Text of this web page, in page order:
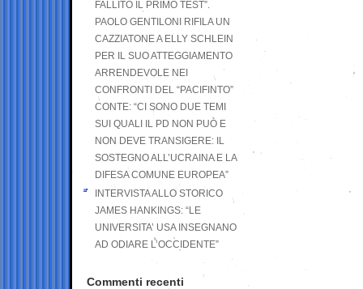
FALLITO IL PRIMO TEST”.
PAOLO GENTILONI RIFILA UN
CAZZIATONE A ELLY SCHLEIN
PER IL SUO ATTEGGIAMENTO
ARRENDEVOLE NEI
CONFRONTI DEL “PACIFINTO”
CONTE: “CI SONO DUE TEMI
SUI QUALI IL PD NON PUÒ E
NON DEVE TRANSIGERE: IL
SOSTEGNO ALL’UCRAINA E LA
DIFESA COMUNE EUROPEA”
INTERVISTA ALLO STORICO
JAMES HANKINGS: “LE
UNIVERSITA’ USA INSEGNANO
AD ODIARE L’OCCIDENTE”
Commenti recenti